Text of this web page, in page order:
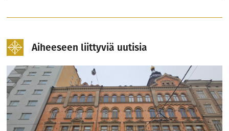
Aiheeseen liittyviä uutisia